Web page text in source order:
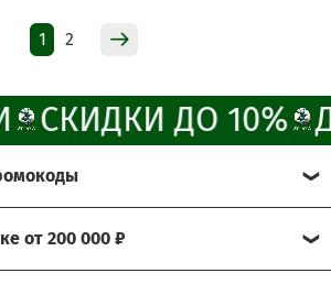
1 2
СКИДКИ ДО 10%
Вам возможность
от 200 000 ₽
почта